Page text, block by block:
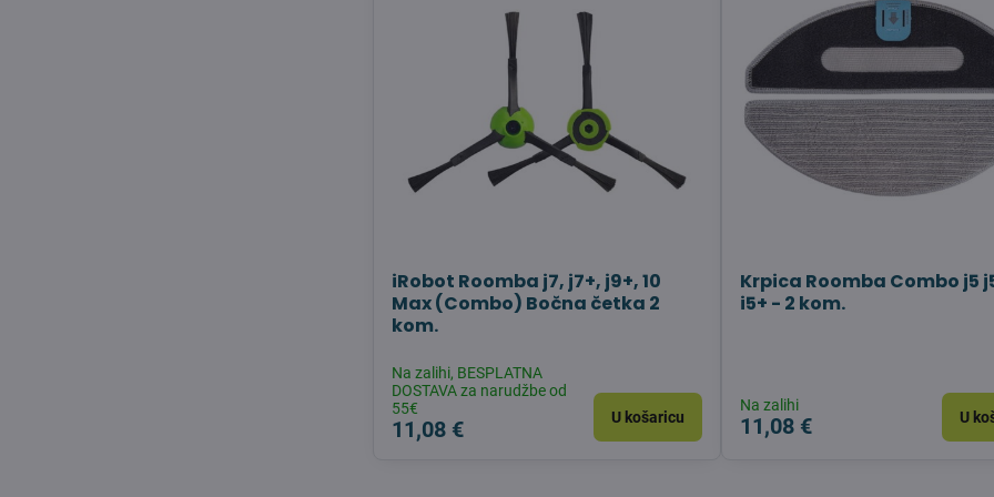
iRobot Roomba j7, j7+, j9+, 10
Max (Combo) Bočna četka 2
kom.
Na zalihi, BESPLATNA
DOSTAVA za narudžbe od
55€
11,08 € U košaricu
Krpica Roomba Combo j5
i5+ - 2 kom.
Na zalihi
11,08 € U